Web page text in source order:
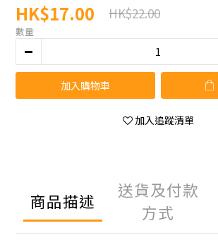
HK$17.00 HK$22.00
數量
加入購物車
加入追蹤清單
商品描述
送貨及付款
方式